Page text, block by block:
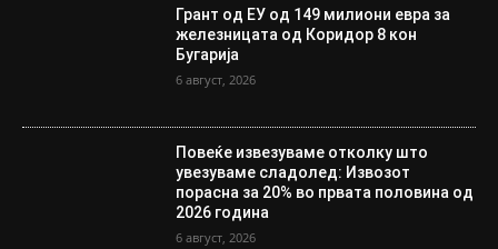
Грант од ЕУ од 149 милиони евра за
железницата од Коридор 8 кон
Бугарија
6 август, 2026
Повеќе извезуваме отколку што
увезуваме сладолед: Извозот
порасна за 20% во првата половина од
2026 година
6 август, 2026